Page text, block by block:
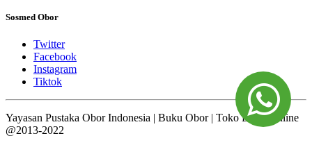
Sosmed Obor
Twitter
Facebook
Instagram
Tiktok
Yayasan Pustaka Obor Indonesia | Buku Obor | Toko Buku Online
@2013-2022